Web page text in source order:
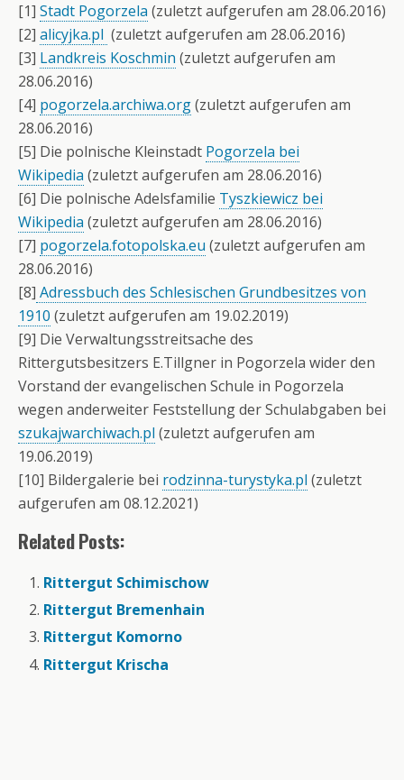
[1] Stadt Pogorzela (zuletzt aufgerufen am 28.06.2016)
[2] alicyjka.pl (zuletzt aufgerufen am 28.06.2016)
[3] Landkreis Koschmin (zuletzt aufgerufen am
28.06.2016)
[4] pogorzela.archiwa.org(zuletzt aufgerufen am
28.06.2016)
[5] Die polnische Kleinstadt Pogorzela bei
Wikipedia (zuletzt aufgerufen am 28.06.2016)
[6] Die polnische Adelsfamilie Tyszkiewicz bei
Wikipedia (zuletzt aufgerufen am 28.06.2016)
[7] pogorzela.fotopolska.eu (zuletzt aufgerufen am
28.06.2016)
[8] Adressbuch des Schlesischen Grundbesitzes von
1910 (zuletzt aufgerufen am 19.02.2019)
[9] Die Verwaltungsstreitsache des
Rittergutsbesitzers E.Tillgner in Pogorzela wider den
Vorstand der evangelischen Schule in Pogorzela
wegen anderweiter Feststellung der Schulabgaben bei
szukajwarchiwach.pl (zuletzt aufgerufen am
19.06.2019)
[10] Bildergalerie bei rodzinna-turystyka.pl (zuletzt
aufgerufen am 08.12.2021)
Related Posts:
Rittergut Schimischow
Rittergut Bremenhain
Rittergut Komorno
Rittergut Krischa